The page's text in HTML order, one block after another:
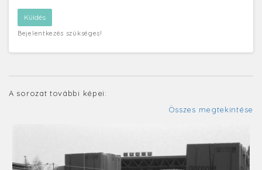
Bejelentkezés szükséges!
A sorozat további képei:
Összes megtekintése